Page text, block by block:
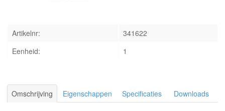
Artikelnr:
341622
Eenheid:
1
Omschrijving Eigenschappen Specificaties Downloads